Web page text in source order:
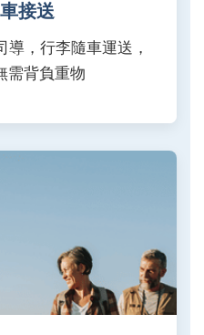
接送
，行李隨車運送，
需背負重物